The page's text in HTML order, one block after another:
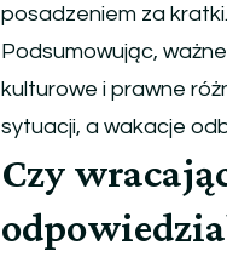
posadzeniem za kratki.
Podsumowując,
kulturowe i prawne
sytuacji, a wakacje
Czy